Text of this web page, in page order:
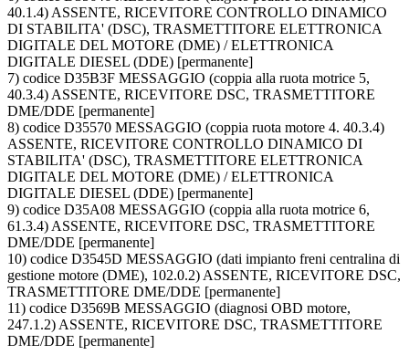
40.1.4) ASSENTE, RICEVITORE CONTROLLO DINAMICO
DI STABILITA' (DSC), TRASMETTITORE ELETTRONICA
DIGITALE DEL MOTORE (DME) / ELETTRONICA
DIGITALE DIESEL (DDE) [permanente]
7) codice D35B3F MESSAGGIO (coppia alla ruota motrice 5,
40.3.4) ASSENTE, RICEVITORE DSC, TRASMETTITORE
DME/DDE [permanente]
8) codice D35570 MESSAGGIO (coppia ruota motore 4. 40.3.4)
ASSENTE, RICEVITORE CONTROLLO DINAMICO DI
STABILITA' (DSC), TRASMETTITORE ELETTRONICA
DIGITALE DEL MOTORE (DME) / ELETTRONICA
DIGITALE DIESEL (DDE) [permanente]
9) codice D35A08 MESSAGGIO (coppia alla ruota motrice 6,
61.3.4) ASSENTE, RICEVITORE DSC, TRASMETTITORE
DME/DDE [permanente]
10) codice D3545D MESSAGGIO (dati impianto freni centralina di
gestione motore (DME), 102.0.2) ASSENTE, RICEVITORE DSC,
TRASMETTITORE DME/DDE [permanente]
11) codice D3569B MESSAGGIO (diagnosi OBD motore,
247.1.2) ASSENTE, RICEVITORE DSC, TRASMETTITORE
DME/DDE [permanente]